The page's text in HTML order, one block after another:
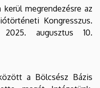
megrendezésre az
Kongresszus.
2025. augusztus 10.
a Bölcsész Bázis